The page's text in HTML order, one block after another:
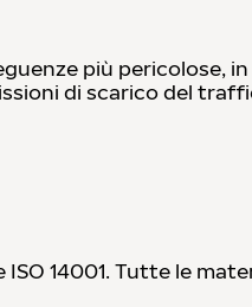
più pericolose,
di scarico del
14001. Tutte le